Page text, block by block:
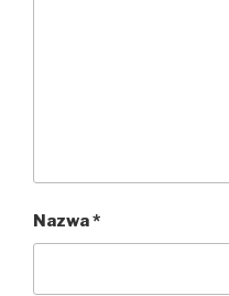
Nazwa*